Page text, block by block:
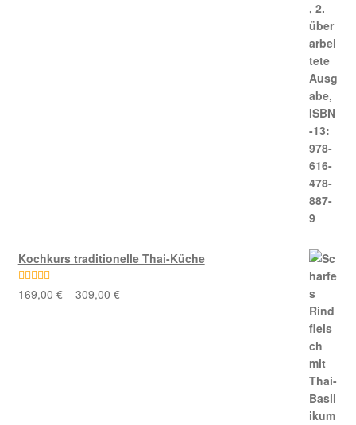
Kochkurs traditionelle Thai-Küche
Bewertet mit
169,00 €– 309,00 €